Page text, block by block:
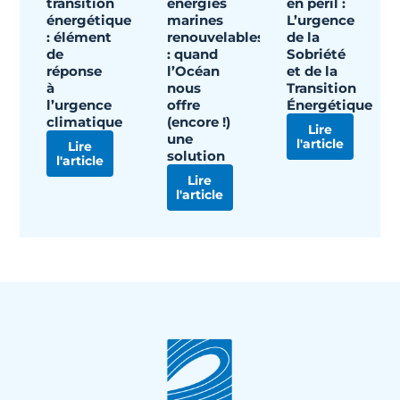
énergétique
: élément
de
réponse
à
l’urgence
climatique
Lire
l'article
marines
renouvelables
: quand
l’Océan
nous
offre
(encore !)
une
solution
Lire
l'article
L’urgence
de la
Sobriété
et de la
Transition
Énergétique
Lire
l'article